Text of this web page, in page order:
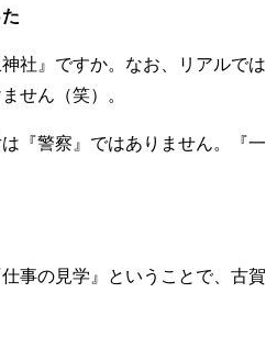
社』ですか。なお、リアルでは
せん（笑）。
『警察』ではありません。『一
事の見学』ということで、古賀